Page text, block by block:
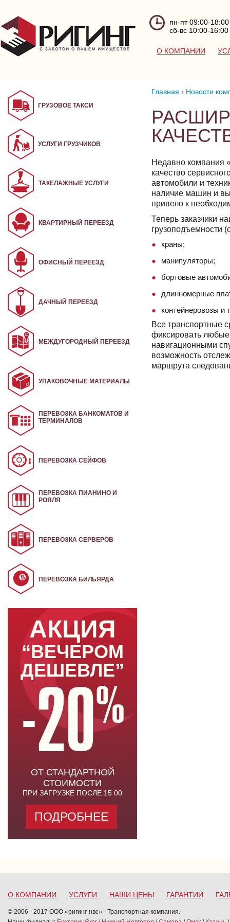
пн-пт 09:00-18:00
сб-вс 10:00-16:00
О КОМПАНИИ
Главная › Новости
Недавно компания
качество
автомобили и
наличие машин и
привело к
Теперь заказчики
грузоподъемности
краны;
манипуляторы;
бортовые
длинномерные
контейнеровозы и
Все транспортные
фиксировать
навигационными
возможность
маршрута
ГРУЗОВОЕ ТАКСИ
УСЛУГИ ГРУЗЧИКОВ
ТАКЕЛАЖНЫЕ УСЛУГИ
КВАРТИРНЫЙ ПЕРЕЕЗД
ОФИСНЫЙ ПЕРЕЕЗД
ДАЧНЫЙ ПЕРЕЕЗД
МЕЖДУГОРОДНЫЙ ПЕРЕЕЗД
УПАКОВОЧНЫЕ МАТЕРИАЛЫ
ПЕРЕВОЗКА БАНКОМАТОВ И
ТЕРМИНАЛОВ
ПЕРЕВОЗКА СЕЙФОВ
ПЕРЕВОЗКА ПИАНИНО И
РОЯЛЯ
ПЕРЕВОЗКА СЕРВЕРОВ
ПЕРЕВОЗКА БИЛЬЯРДА
АКЦИЯ
“ВЕЧЕРОМ
ДЕШЕВЛЕ”
ОТ СТАНДАРТНОЙ
СТОИМОСТИ
ПРИ ЗАГРУЗКЕ ПОСЛЕ 15:00
ПОДРОБНЕЕ
О КОМПАНИИ УСЛУГИ НАШИ ЦЕНЫ ГАРАНТИИ
© 2006 - 2017 ООО «ригинг-нвс» - Транспортная компания.